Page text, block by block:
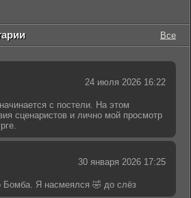
Все
24 июля 2026 16:22
с постели. На этом
сценаристов и лично мой просмотр
30 января 2026 17:25
Бомба. Я насмеялся 🤣 до слёз